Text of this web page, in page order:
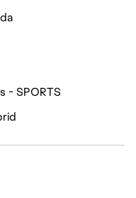
- SPORTS